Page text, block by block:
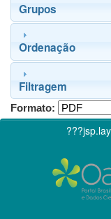
Grupos
Ordenação
Filtragem
Formato: